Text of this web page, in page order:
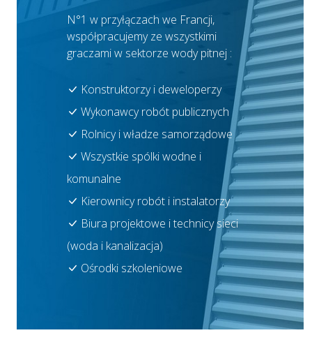
N°1 w przyłączach we Francji,
współpracujemy ze wszystkimi
graczami w sektorze wody pitnej :
Konstruktorzy i deweloperzy
Wykonawcy robót publicznych
Rolnicy i władze samorządowe
Wszystkie spólki wodne i
komunalne
Kierownicy robót i instalatorzy
Biura projektowe i technicy sieci
(woda i kanalizacja)
Ośrodki szkoleniowe